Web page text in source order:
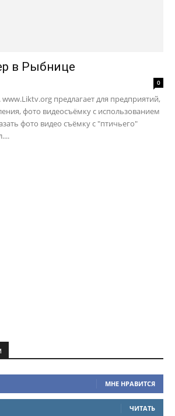
в Рыбнице
0
предлагает для предприятий,
фото видеосъёмку с использованием
фото видео съёмку с "птичьего"
МНЕ НРАВИТСЯ
ЧИТАТЬ